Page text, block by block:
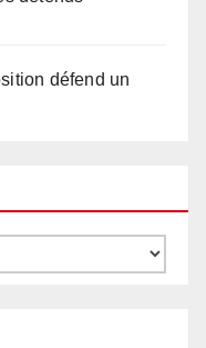
défend un